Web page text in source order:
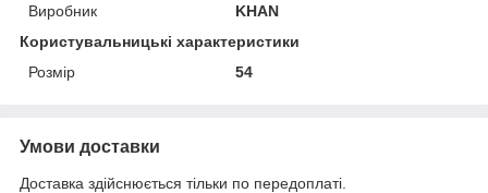
Виробник
KHAN
Користувальницькі характеристики
Розмір
54
Умови доставки
Доставка здійснюється тільки по передоплаті.